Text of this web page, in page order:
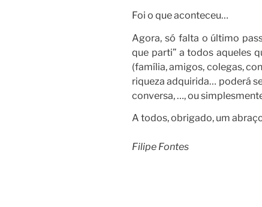
Foi o que aconteceu…
Agora, só falta o último
que parti” a todos aqueles
(família, amigos, colegas,
riqueza adquirida… poderá
conversa, …, ou
A todos, obrigado, um
Filipe Fontes